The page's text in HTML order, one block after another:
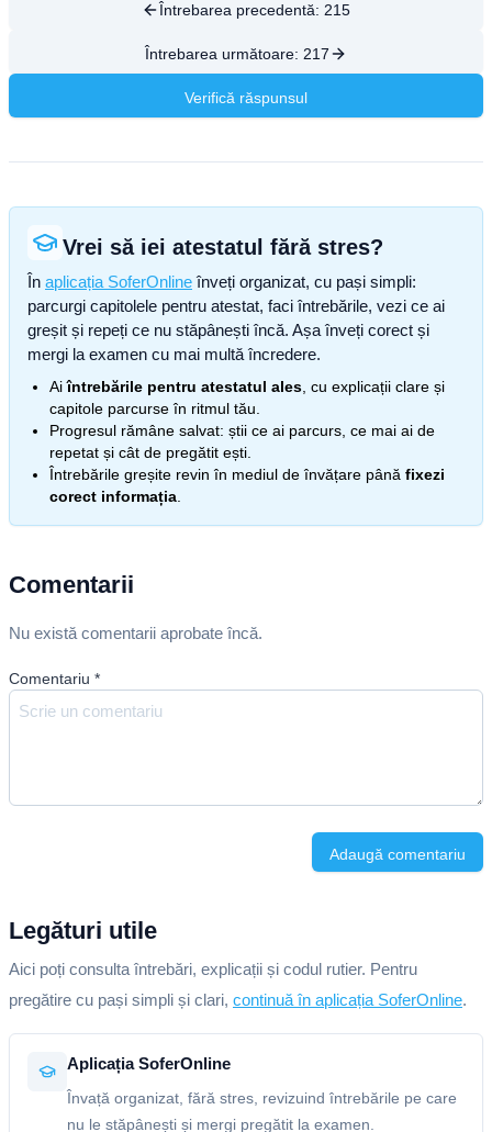
Întrebarea precedentă: 215
Întrebarea următoare: 217
Verifică răspunsul
Vrei să iei atestatul fără stres?
În aplicația SoferOnline înveți organizat, cu pași simpli:
parcurgi capitolele pentru atestat, faci întrebările, vezi ce ai
greșit și repeți ce nu stăpânești încă. Așa înveți corect și
mergi la examen cu mai multă încredere.
Aiîntrebările pentru atestatul ales , cu explicații clare și
capitole parcurse în ritmul tău.
Progresul rămâne salvat: știi ce ai parcurs, ce mai ai de
repetat și cât de pregătit ești.
Întrebările greșite revin în mediul de învățare până fixezi
corect informația
Comentarii
Nu există comentarii aprobate încă.
Comentariu *
Adaugă comentariu
Legături utile
Aici poți consulta întrebări, explicații și codul rutier. Pentru
pregătire cu pași simpli și clari, continuă în aplicația SoferOnline.
Aplicația SoferOnline
Învață organizat, fără stres, revizuind întrebările pe care
nu le stăpânești și mergi pregătit la examen.